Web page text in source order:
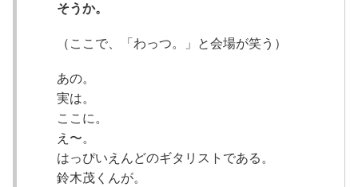
そうか。
（ここで、「わっつ。」と会場が笑う）
あの。
実は。
ここに。
え〜。
はっぴいえんどのギタリストである。
鈴木茂くんが。